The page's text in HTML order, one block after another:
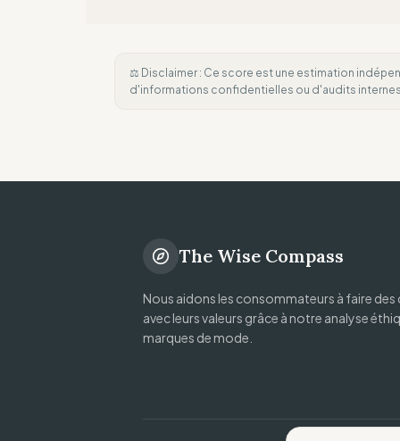
⚖️ Disclaimer : Ce score est une estimation
d'informations confidentielles ou d'audits
The Wise Compass
Nous aidons les consommateurs à faire des
avec leurs valeurs grâce à notre analyse
marques de mode.